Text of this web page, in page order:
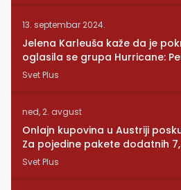
13. septembar 2024.
Jelena Karleuša kaže da je
oglasila se grupa Hurricane:
RUNDE je naša!
Svet Plus
ned, 2. avgust
Onlajn kupovina u Austriji
Za pojedine pakete dodatnih
Svet Plus